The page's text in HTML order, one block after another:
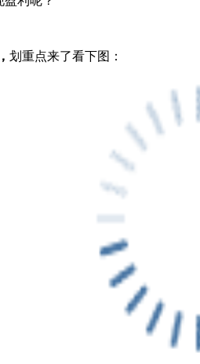
划重点来了看下图：